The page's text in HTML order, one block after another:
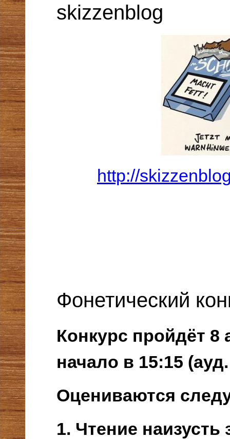
skizzenblog
http://
Фонетический
Конкурс пройдёт 8
начало в 15:15
Оцениваются
1. Чтение наизусть